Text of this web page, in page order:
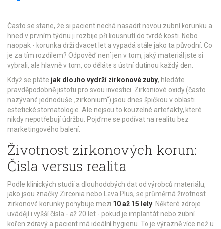
Často se stane, že si pacient nechá nasadit novou zubní korunku a
hned v prvním týdnu ji rozbije při kousnutí do tvrdé kosti. Nebo
naopak - korunka drží dvacet let a vypadá stále jako ta původní. Co
je za tím rozdílem? Odpověď není jen v tom, jaký materiál jste si
vybrali, ale hlavně v tom, co děláte s ústní dutinou každý den.
Když se ptáte jak dlouho vydrží zirkonové zuby, hledáte
pravděpodobně jistotu pro svou investici. Zirkoniové oxidy (často
nazývané jednoduše „zirkonium“) jsou dnes špičkou v oblasti
estetické stomatologie. Ale nejsou to kouzelné artefakty, které
nikdy nepotřebují údržbu. Pojďme se podívat na realitu bez
marketingového balení.
Životnost zirkonových korun:
Čísla versus realita
Podle klinických studií a dlouhodobých dat od výrobců materiálu,
jako jsou značky Zirconia nebo Lava Plus, se průměrná životnost
zirkonové korunky pohybuje mezi 10 až 15 lety. Některé zdroje
uvádějí i vyšší čísla - až 20 let - pokud je implantát nebo zubní
kořen zdravý a pacient má ideální hygienu. To je výrazně více než u